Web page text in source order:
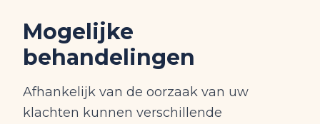
Mogelijke
behandelingen
Afhankelijk van de oorzaak van uw
klachten kunnen verschillende